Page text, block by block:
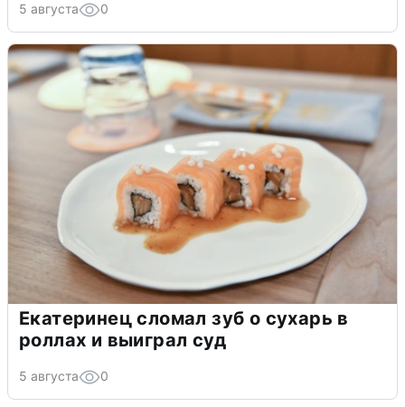
5 августа 0
Екатеринец сломал зуб о сухарь в
роллах и выиграл суд
5 августа 0